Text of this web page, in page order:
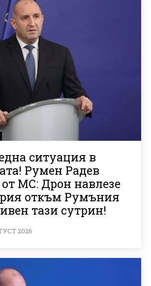
ситуация в
Румен Радев
МС: Дрон навлезе
откъм Румъния
тази сутрин!
2026